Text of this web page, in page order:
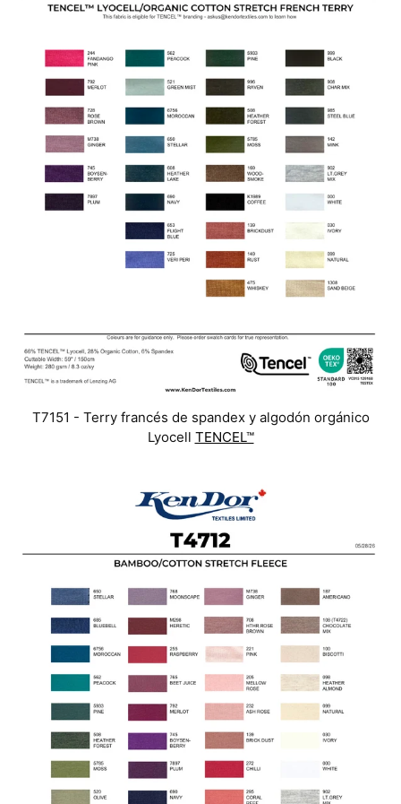
T7151 - Terry francés de spandex y algodón orgánico
Lyocell TENCEL™